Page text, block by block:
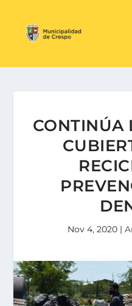
CONTINÚA
Nov 4, 2020|